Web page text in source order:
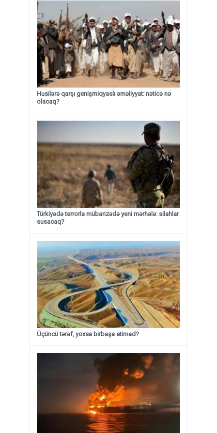
Husilərə qarşı genişmiqyaslı əməliyyat: nəticə nə
olacaq?
Türkiyədə terrorla mübarizədə yeni mərhələ: silahlar
susacaq?
Üçüncü tərəf, yoxsa birbaşa etimad?